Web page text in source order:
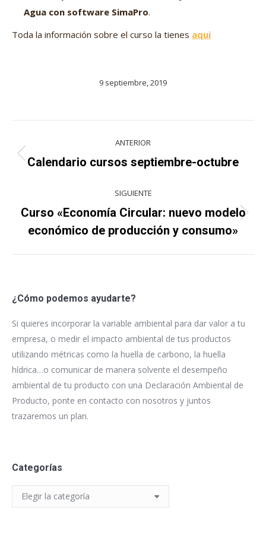
Agua con software SimaPro.
Toda la información sobre el curso la tienes aqui
9 septiembre, 2019
entre
ANTERIOR
Proyecto
Calendario cursos septiembre-octubre
SIGUIENTE
Proyecto
siguiente
Curso «Economía Circular: nuevo modelo
económico de producción y consumo»
¿Cómo podemos ayudarte?
Si quieres incorporar la variable ambiental para dar valor a tu
empresa, o medir el impacto ambiental de tus productos
utilizando métricas como la huella de carbono, la huella
hídrica…o comunicar de manera solvente el desempeño
ambiental de tu producto con una Declaración Ambiental de
Producto, ponte en contacto con nosotros y juntos
trazaremos un plan.
Categorías
Categorías